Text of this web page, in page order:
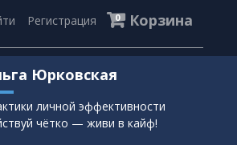
Регистрация 0 Корзина
Юрковская
личной эффективности
чётко — живи в кайф!